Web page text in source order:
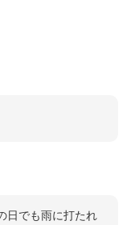
日でも雨に打たれ